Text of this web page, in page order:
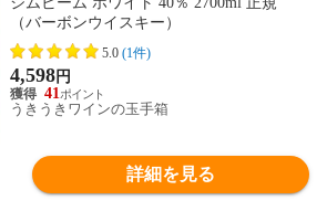
（バーボンウイスキー）
5.0 (1件)
4,598円
41
うきうきワインの玉手箱
詳細を見る